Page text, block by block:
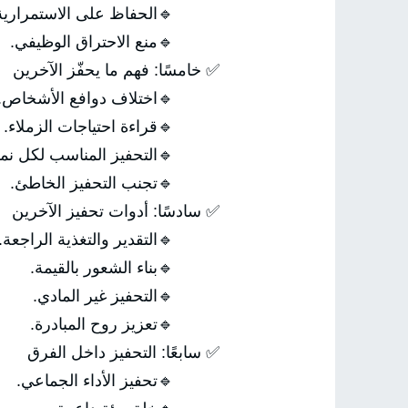
🔹الحفاظ على
🔹منع الاحتراق الوظيفي.
✅ خامسًا: فهم ما يحفّز الآخرين
🔹اختلاف دوافع
🔹قراءة احتياجات الزملاء.
🔹التحفيز المناسب لكل
🔹تجنب التحفيز الخاطئ.
✅ سادسًا: أدوات تحفيز الآخرين
🔹التقدير والتغذية
🔹بناء الشعور بالقيمة.
🔹التحفيز غير المادي.
🔹تعزيز روح المبادرة.
✅ سابعًا: التحفيز داخل الفرق
🔹تحفيز الأداء الجماعي.